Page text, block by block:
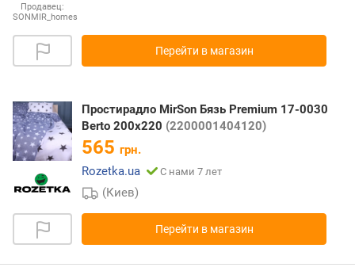
Продавец:
SONMIR_homes
Перейти в магазин
Простирадло MirSon Бязь Premium 17-0030
Berto 200x220 (2200001404120)
565 грн.
Rozetka.ua
С нами 7 лет
(Киев)
Перейти в магазин